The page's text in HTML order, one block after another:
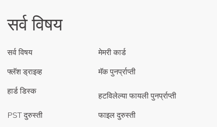
सर्व विषय
सर्व विषय
मेमरी कार्ड
फ्लॅश ड्राइव्ह
मॅक पुनर्प्राप्ती
हार्ड डिस्क
हटविलेल्या फायली पुनर्प्राप्ती
PST दुरुस्ती
फाइल दुरुस्ती